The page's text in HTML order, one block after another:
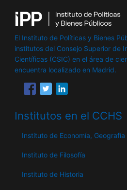
El Instituto de Políticas y Bienes
institutos del Consejo Superior de
Científicas (CSIC) en el área de
encuentra localizado en Madrid.
Institutos en el CCHS
Instituto de Economía,
Instituto de Filosofía
Instituto de Historia